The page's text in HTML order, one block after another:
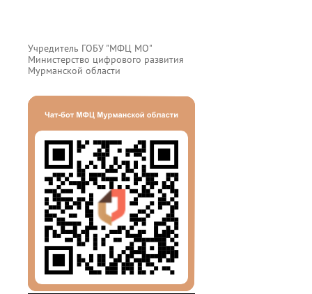
Учредитель ГОБУ "МФЦ МО"
Министерство цифрового развития
Мурманской области